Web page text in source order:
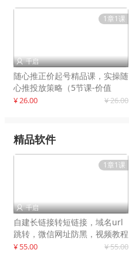
1章1课
 千启
随心推正价起号精品课，实操随
心推投放策略（5节课-价值
298）
¥ 26.00 ¥ 26.00
精品软件
1章1课
 千启
自建长链接转短链接，域名url
跳转，微信网址防黑，视频教程
手把手教你
¥ 55.00 ¥ 55.00